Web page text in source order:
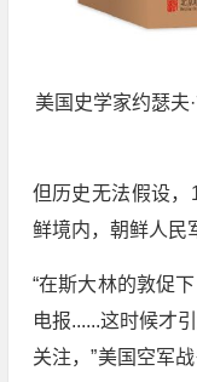
美国史学家约瑟夫
但历史无法假设，
鲜境内，朝鲜人民
“在斯大林的敦促
电报......这时候才
关注，”美国空军